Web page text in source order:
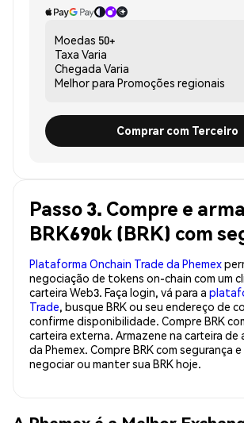
Moedas 50+
Taxa Varia
Chegada Varia
Melhor para Promoções regionais
Comprar com Terceiro
Passo 3. Compre e
BRK690k (BRK) com
Plataforma Onchain Trade da Phemex
negociação de tokens on-chain com um
carteira Web3. Faça login, vá para a
Trade, busque BRK ou seu endereço de
confirme disponibilidade. Compre BRK
carteira externa. Armazene na carteira de
da Phemex. Compre BRK com segurança
negociar ou manter sua BRK hoje.